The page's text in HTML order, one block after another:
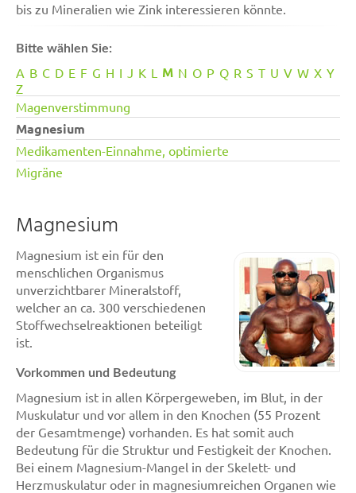
bis zu Mineralien wie Zink interessieren könnte.
Bitte wählen Sie:
A B C D E F G H I J K L M N O P Q R S T U V W X Y
Z
Magenverstimmung
Magnesium
Medikamenten-Einnahme, optimierte
Migräne
Magnesium
Magnesium ist ein für den
menschlichen Organismus
unverzichtbarer Mineralstoff,
welcher an ca. 300 verschiedenen
Stoffwechselreaktionen beteiligt
ist.
Vorkommen und Bedeutung
Magnesium ist in allen Körpergeweben, im Blut, in der
Muskulatur und vor allem in den Knochen (55 Prozent
der Gesamtmenge) vorhanden. Es hat somit auch
Bedeutung für die Struktur und Festigkeit der Knochen.
Bei einem Magnesium-Mangel in der Skelett- und
Herzmuskulatur oder in magnesiumreichen Organen wie